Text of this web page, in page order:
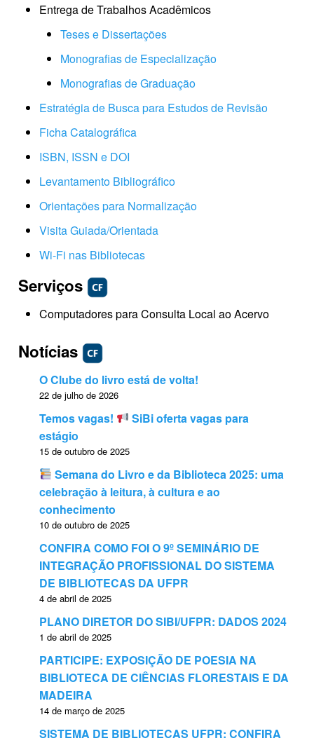
Entrega de Trabalhos Acadêmicos
Teses e Dissertações
Monografias de Especialização
Monografias de Graduação
Estratégia de Busca para Estudos de Revisão
Ficha Catalográfica
ISBN, ISSN e DOI
Levantamento Bibliográfico
Orientações para Normalização
Visita Guiada/Orientada
Wi-Fi nas Bibliotecas
Serviços
Computadores para Consulta Local ao Acervo
Notícias
O Clube do livro está de volta!
22 de julho de 2026
Temos vagas!
SiBi oferta vagas para
estágio
15 de outubro de 2025
Semana do Livro e da Biblioteca 2025: uma
celebração à leitura, à cultura e ao
conhecimento
10 de outubro de 2025
CONFIRA COMO FOI O 9º SEMINÁRIO DE
INTEGRAÇÃO PROFISSIONAL DO SISTEMA
DE BIBLIOTECAS DA UFPR
4 de abril de 2025
PLANO DIRETOR DO SIBI/UFPR: DADOS 2024
1 de abril de 2025
PARTICIPE: EXPOSIÇÃO DE POESIA NA
BIBLIOTECA DE CIÊNCIAS FLORESTAIS E DA
MADEIRA
14 de março de 2025
SISTEMA DE BIBLIOTECAS UFPR: CONFIRA